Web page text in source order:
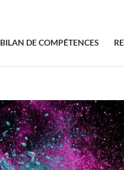
BILAN DE COMPÉTENCES